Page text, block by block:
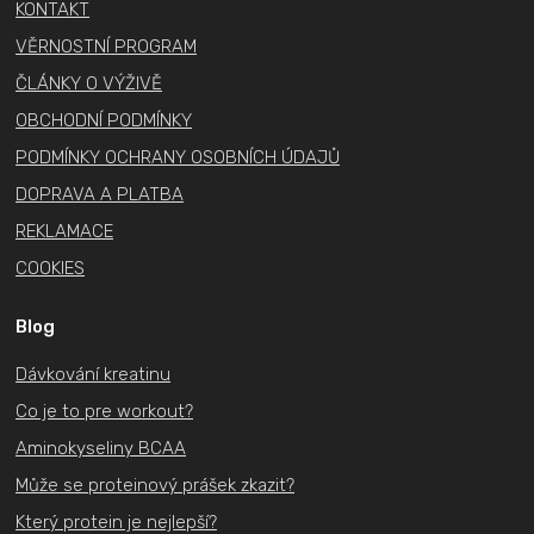
KONTAKT
VĚRNOSTNÍ PROGRAM
ČLÁNKY O VÝŽIVĚ
OBCHODNÍ PODMÍNKY
PODMÍNKY OCHRANY OSOBNÍCH ÚDAJŮ
DOPRAVA A PLATBA
REKLAMACE
COOKIES
Blog
Dávkování kreatinu
Co je to pre workout?
Aminokyseliny BCAA
Může se proteinový prášek zkazit?
Který protein je nejlepší?